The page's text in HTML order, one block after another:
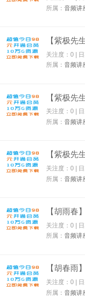
所属：音频讲
关注度：0 | 日
所属：音频讲
关注度：0 |
所属：音频讲
关注度：0 |
所属：音频讲
关注度：0 | 日
所属：音频讲
关注度：0 |
所属：音频讲